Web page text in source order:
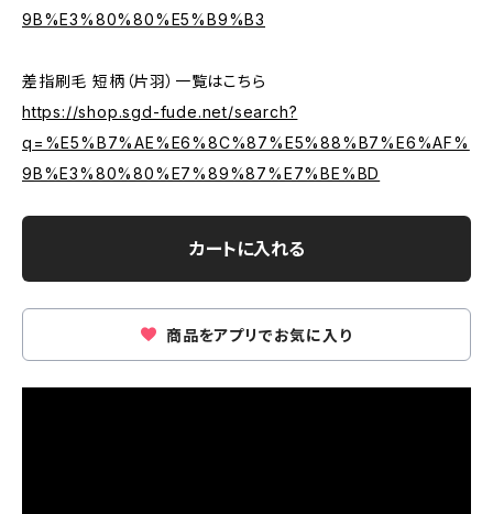
9B%E3%80%80%E5%B9%B3
差指刷毛 短柄（片羽）一覧はこちら
https://shop.sgd-fude.net/search?
q=%E5%B7%AE%E6%8C%87%E5%88%B7%E6%AF%
9B%E3%80%80%E7%89%87%E7%BE%BD
カートに入れる
商品をアプリでお気に入り